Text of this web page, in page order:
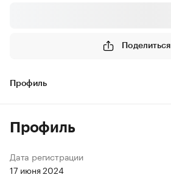
Поделиться
Профиль
Профиль
Дата регистрации
17 июня 2024